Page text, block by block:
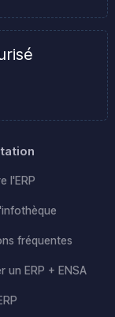
l'ERP
fréquentes
un ERP + ENSA